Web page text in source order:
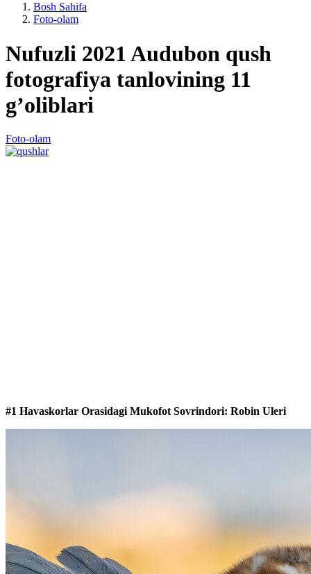
Bosh Sahifa
Foto-olam
Nufuzli 2021 Audubon qush
fotografiya tanlovining 11
g’oliblari
Foto-olam
#1 Havaskorlar Orasidagi Mukofot Sovrindori: Robin Uleri